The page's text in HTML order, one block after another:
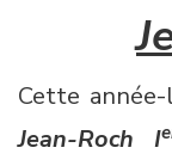
Cette année-
Jean-Roch I